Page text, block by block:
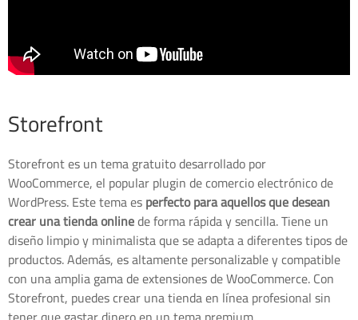
Storefront
Storefront es un tema gratuito desarrollado por
WooCommerce, el popular plugin de comercio electrónico de
WordPress. Este tema esperfecto para aquellos que desean
crear una tienda onlinede forma rápida y sencilla. Tiene un
diseño limpio y minimalista que se adapta a diferentes tipos de
productos. Además, es altamente personalizable y compatible
con una amplia gama de extensiones de WooCommerce. Con
Storefront, puedes crear una tienda en línea profesional sin